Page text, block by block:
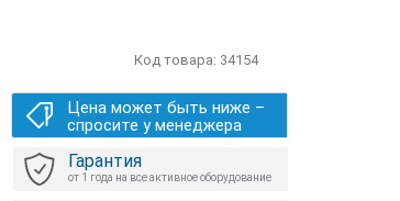
Код товара: 34154
Цена может быть ниже –
спросите у менеджера
Гарантия
от 1 года на все активное оборудование